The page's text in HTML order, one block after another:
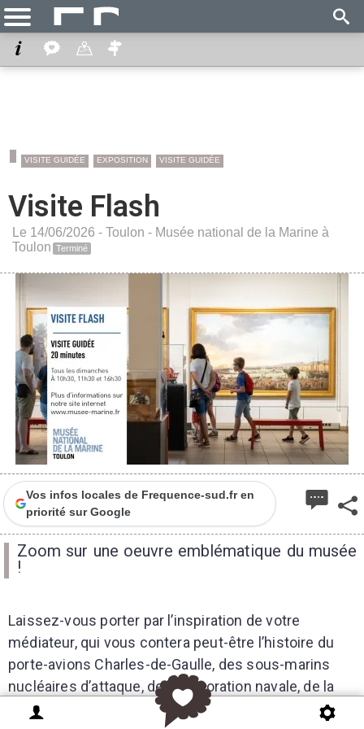
VISITE GUIDÉE EXPOSITION VISITE GUIDÉE
Visite Flash
Le 14/06/2026 - Toulon - Musée national de la Marine à
Toulon Terminé
Vos infos locales de Frequence-sud.fr en
priorité sur Google
Zoom sur une oeuvre emblématique du musée
!
Laissez-vous porter par l’inspiration de votre
médiateur, qui vous contera peut-être l’histoire du
porte-avions Charles-de-Gaulle, des sous-marins
nucléaires d’attaque, de la décoration navale, de la
vie à bord au XVIIIème siècle, ou encore des galères